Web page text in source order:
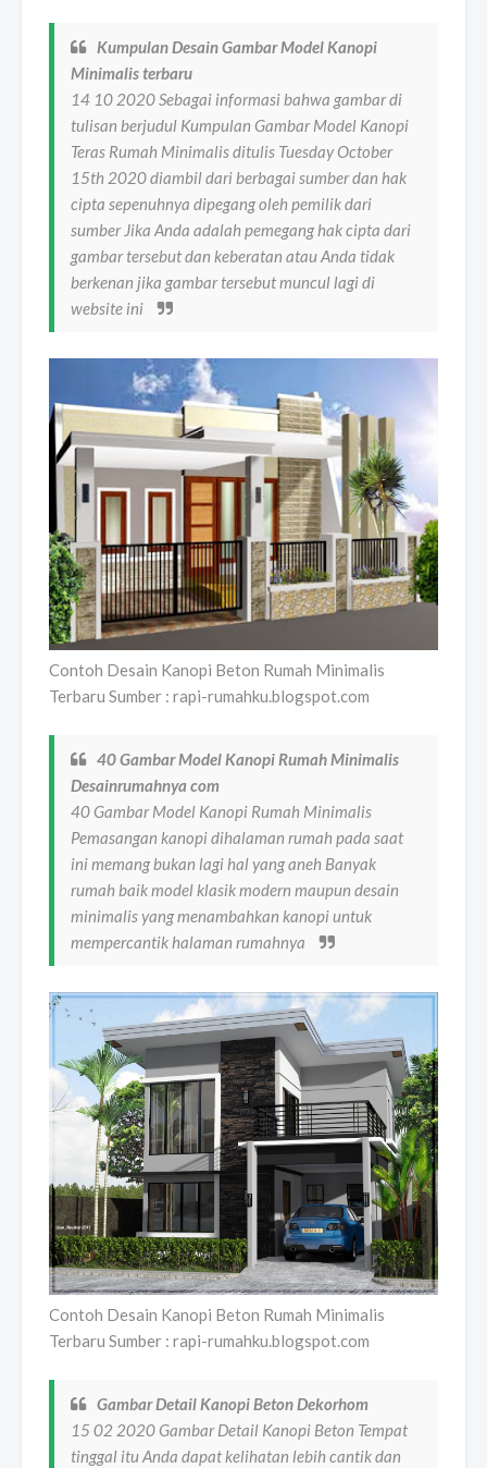
Kumpulan Desain Gambar Model Kanopi
Minimalis terbaru
14 10 2020 Sebagai informasi bahwa gambar di
tulisan berjudul Kumpulan Gambar Model Kanopi
Teras Rumah Minimalis ditulis Tuesday October
15th 2020 diambil dari berbagai sumber dan hak
cipta sepenuhnya dipegang oleh pemilik dari
sumber Jika Anda adalah pemegang hak cipta dari
gambar tersebut dan keberatan atau Anda tidak
berkenan jika gambar tersebut muncul lagi di
website ini
Contoh Desain Kanopi Beton Rumah Minimalis
Terbaru Sumber : rapi-rumahku.blogspot.com
40 Gambar Model Kanopi Rumah Minimalis
Desainrumahnya com
40 Gambar Model Kanopi Rumah Minimalis
Pemasangan kanopi dihalaman rumah pada saat
ini memang bukan lagi hal yang aneh Banyak
rumah baik model klasik modern maupun desain
minimalis yang menambahkan kanopi untuk
mempercantik halaman rumahnya
Contoh Desain Kanopi Beton Rumah Minimalis
Terbaru Sumber : rapi-rumahku.blogspot.com
Gambar Detail Kanopi Beton Dekorhom
15 02 2020 Gambar Detail Kanopi Beton Tempat
tinggal itu Anda dapat kelihatan lebih cantik dan